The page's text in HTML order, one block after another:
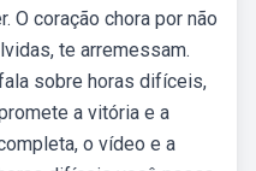
O coração chora por não
te arremessam.
sobre horas difíceis,
a vitória e a
o vídeo e a